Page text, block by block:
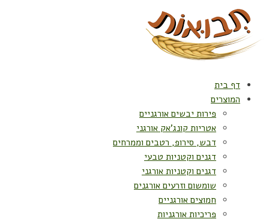
דף בית
המוצרים
פירות יבשים אורגניים
אטריות קונג'אק אורגני
דבש, סירופ, רטבים וממרחים
דגנים וקטניות טבעי
דגנים וקטניות אורגני
שומשום וזרעים אורגנים
חמוצים אורגניים
פריכיות אורגניות